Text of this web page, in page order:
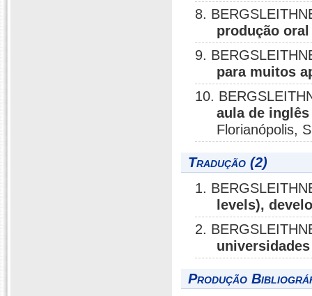
8.
produção oral
9.
para muitos
10.
aula de
Florianópolis,
Tradução (2)
1.
levels),
2.
Produção